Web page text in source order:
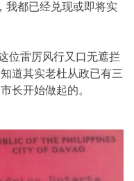
我都已经兑现或即将实
位雷厉风行又口无遮拦
道其实老杜从政已有三
长开始做起的。